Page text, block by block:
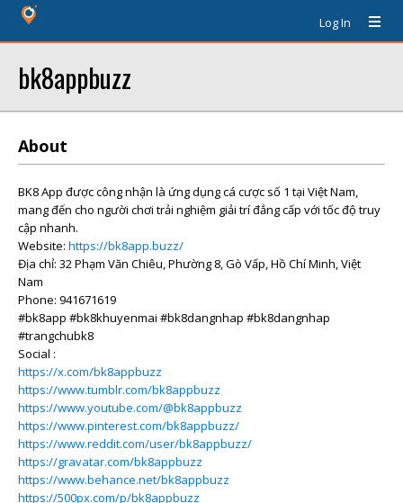
Log In
bk8appbuzz
About
BK8 App được công nhận là ứng dụng cá cược số 1 tại Việt Nam,
mang đến cho người chơi trải nghiệm giải trí đẳng cấp với tốc độ truy
cập nhanh.
Website: https://bk8app.buzz/
Địa chỉ: 32 Phạm Văn Chiêu, Phường 8, Gò Vấp, Hồ Chí Minh, Việt
Nam
Phone: 941671619
#bk8app #bk8khuyenmai #bk8dangnhap #bk8dangnhap
#trangchubk8
Social :
https://x.com/bk8appbuzz
https://www.tumblr.com/bk8appbuzz
https://www.youtube.com/@bk8appbuzz
https://www.pinterest.com/bk8appbuzz/
https://www.reddit.com/user/bk8appbuzz/
https://gravatar.com/bk8appbuzz
https://www.behance.net/bk8appbuzz
https://500px.com/p/bk8appbuzz